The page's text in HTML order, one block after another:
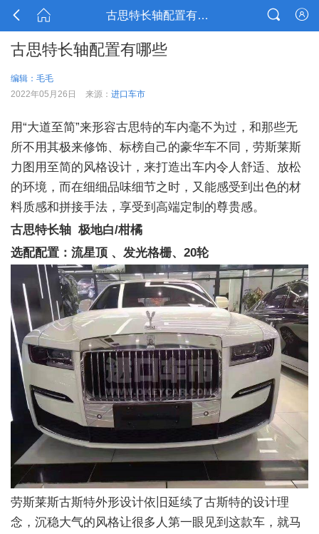
  古思特长轴配置有哪些 

古思特长轴配置有哪些
编辑：毛毛
2022年05月26日
来源： 进口车市
用“大道至简”来形容古思特的车内毫不为过，和那些无
所不用其极来修饰、标榜自己的豪华车不同，劳斯莱斯
力图用至简的风格设计，来打造出车内令人舒适、放松
的环境，而在细细品味细节之时，又能感受到出色的材
料质感和拼接手法，享受到高端定制的尊贵感。
古思特长轴 极地白/柑橘
选配配置：流星顶 、发光格栅、20轮
劳斯莱斯古斯特外形设计依旧延续了古斯特的设计理
念，沉稳大气的风格让很多人第一眼见到这款车，就马